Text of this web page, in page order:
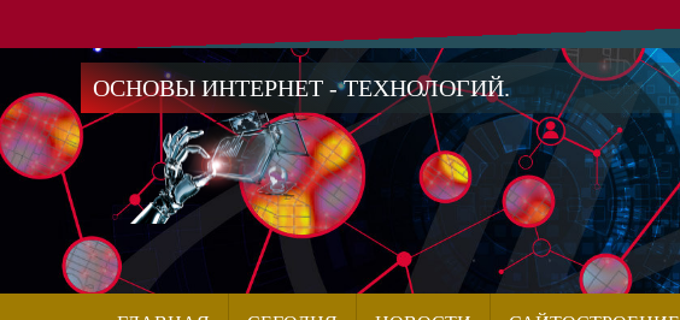
ОСНОВЫ ИНТЕРНЕТ - ТЕХНОЛОГИЙ.